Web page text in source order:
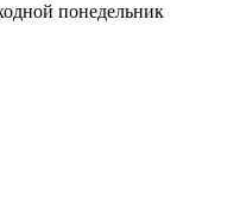
понедельник